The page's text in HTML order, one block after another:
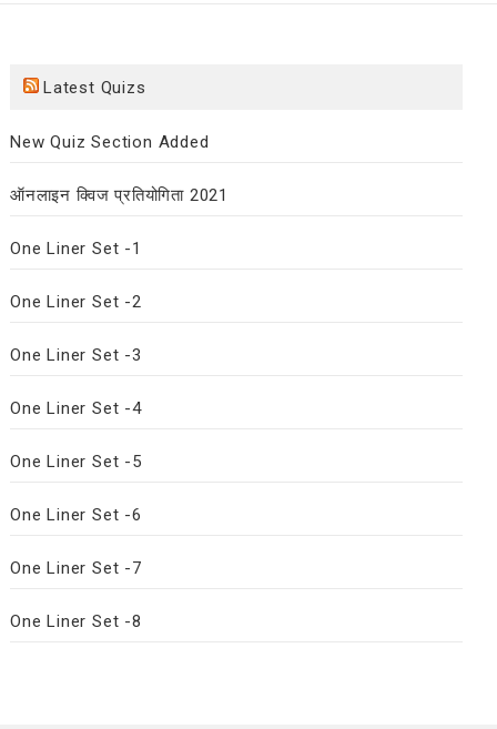
Latest Quizs
New Quiz Section Added
ऑनलाइन क्विज प्रतियोगिता 2021
One Liner Set -1
One Liner Set -2
One Liner Set -3
One Liner Set -4
One Liner Set -5
One Liner Set -6
One Liner Set -7
One Liner Set -8